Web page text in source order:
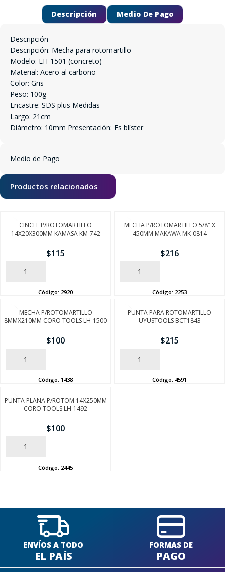
Descripción Medio De Pago
Descripción
Descripción: Mecha para rotomartillo
Modelo: LH-1501 (concreto)
Material: Acero al carbono
Color: Gris
Peso: 100g
Encastre: SDS plus Medidas
Largo: 21cm
Diámetro: 10mm Presentación: Es blíster
Medio de Pago
Productos relacionados
CINCEL P/ROTOMARTILLO
14X20X300MM KAMASA KM-742
$115
AÑADIR
Código: 2920
MECHA P/ROTOMARTILLO 5/8″ X
450MM MAKAWA MK-0814
$216
AÑADIR
Código: 2253
MECHA P/ROTOMARTILLO
8MMX210MM CORO TOOLS LH-1500
$100
AÑADIR
Código: 1438
PUNTA PARA ROTOMARTILLO
UYUSTOOLS BCT1843
$215
AÑADIR
Código: 4591
PUNTA PLANA P/ROTOM 14X250MM
CORO TOOLS LH-1492
$100
AÑADIR
Código: 2445
ENVÍOS A TODO
EL PAÍS
FORMAS DE
PAGO